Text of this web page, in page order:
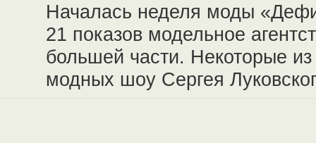
Началась неделя моды
21 показов модельное
большей части. Некоторые
модных шоу Сергея